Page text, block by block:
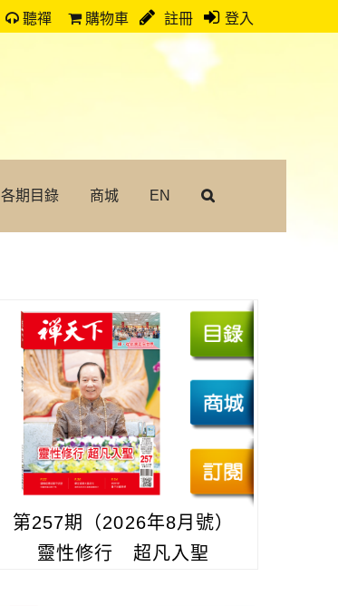
聽禪 購物車 註冊 登入
各期目錄 商城 EN
第257期（2026年8月號）
靈性修行 超凡入聖